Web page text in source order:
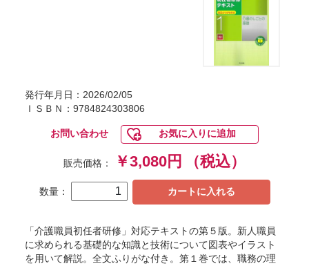
発行年月日：2026/02/05
ＩＳＢＮ：9784824303806
お問い合わせ お気に入りに追加
販売価格： ￥3,080円 （税込）
数量： カートに入れる
「介護職員初任者研修」対応テキストの第５版。新人職員
に求められる基礎的な知識と技術について図表やイラスト
を用いて解説。全文ふりがな付き。第１巻では、職務の理